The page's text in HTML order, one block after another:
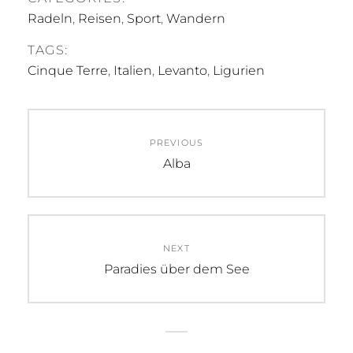
Radeln, Reisen, Sport, Wandern
TAGS:
Cinque Terre, Italien, Levanto, Ligurien
PREVIOUS
Previous
Alba
NEXT
Next
Paradies über dem See